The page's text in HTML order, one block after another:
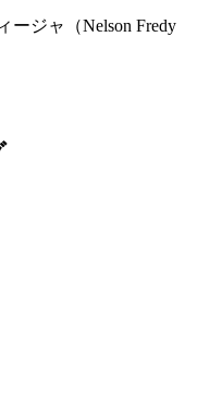
ージャ（Nelson Fredy